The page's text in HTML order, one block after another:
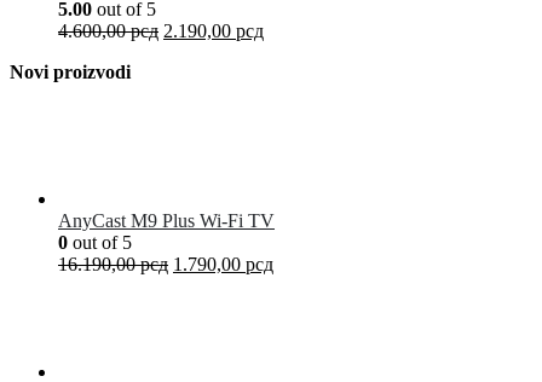
5.00 out of 5
4.600,00рсд 2.190,00 рсд
Novi proizvodi
AnyCast M9 Plus Wi-Fi TV
0 out of 5
16.190,00рсд 1.790,00 рсд